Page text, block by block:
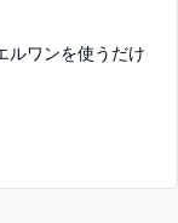
ルワンを使うだけ